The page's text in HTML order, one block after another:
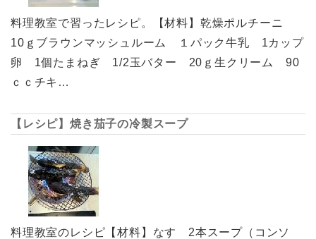
料理教室で習ったレシピ。【材料】乾燥ポルチーニ
10ｇブラウンマッシュルーム １パック牛乳 1カップ
卵 1個たまねぎ 1/2玉バター 20ｇ生クリーム 90
ｃｃチキ…
【レシピ】焼き茄子の冷製スープ
料理教室のレシピ【材料】なす 2本スープ（コンソ